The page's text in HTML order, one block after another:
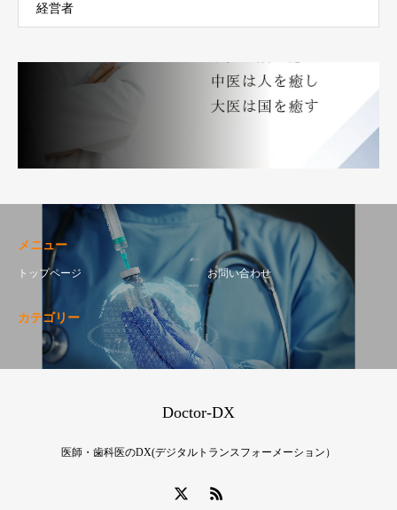
経営者
メニュー
トップページ お問い合わせ
カテゴリー
Doctor-DX
医師・歯科医のDX(デジタルトランスフォーメーション）